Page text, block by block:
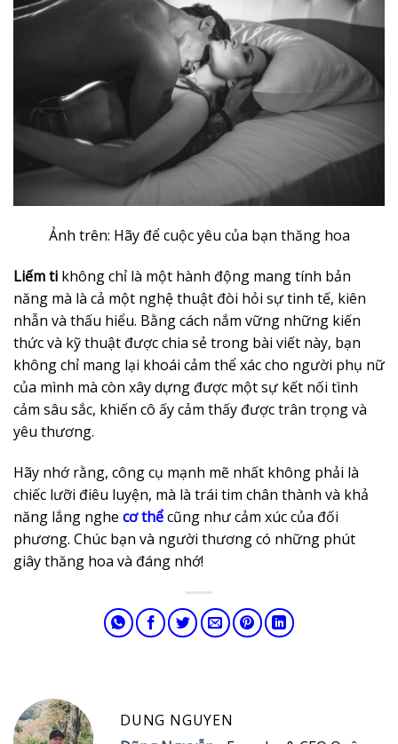
Ảnh trên: Hãy để cuộc yêu của bạn thăng hoa
Liếm ti không chỉ là một hành động mang tính bản
năng mà là cả một nghệ thuật đòi hỏi sự tinh tế, kiên
nhẫn và thấu hiểu. Bằng cách nắm vững những kiến
thức và kỹ thuật được chia sẻ trong bài viết này, bạn
không chỉ mang lại khoái cảm thể xác cho người phụ nữ
của mình mà còn xây dựng được một sự kết nối tình
cảm sâu sắc, khiến cô ấy cảm thấy được trân trọng và
yêu thương.
Hãy nhớ rằng, công cụ mạnh mẽ nhất không phải là
chiếc lưỡi điêu luyện, mà là trái tim chân thành và khả
năng lắng nghe cơ thểcũng như cảm xúc của đối
phương. Chúc bạn và người thương có những phút
giây thăng hoa và đáng nhớ!
DUNG NGUYEN